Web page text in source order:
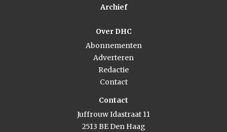
Archief
Over DHC
Abonnementen
Adverteren
Redactie
Contact
Contact
Juffrouw Idastraat 11
2513 BE Den Haag